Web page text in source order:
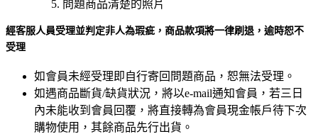
問題商品清楚的照片
經客服人員受理並判定非人為瑕疵，商品款項將一律刷退，逾時恕不
受理
如會員未經受理即自行寄回問題商品，恕無法受理。
如遇商品斷貨/缺貨狀況，將以e-mail通知會員，若三日
內未能收到會員回覆，將直接轉為會員現金帳戶待下次
購物使用，其餘商品先行出貨。